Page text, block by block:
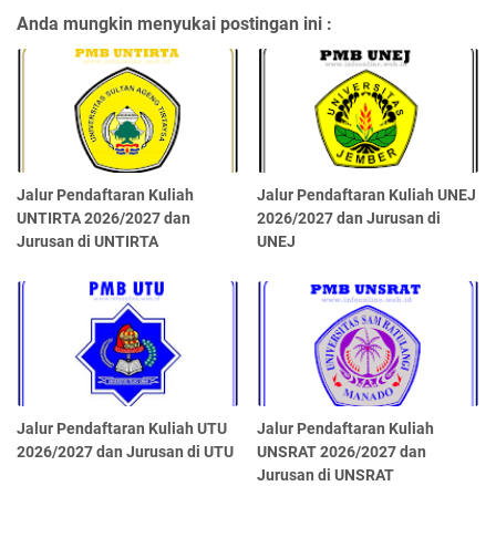
Anda mungkin menyukai postingan ini :
Jalur Pendaftaran Kuliah
UNTIRTA 2026/2027 dan
Jurusan di UNTIRTA
Jalur Pendaftaran Kuliah UNEJ
2026/2027 dan Jurusan di
UNEJ
Jalur Pendaftaran Kuliah UTU
2026/2027 dan Jurusan di UTU
Jalur Pendaftaran Kuliah
UNSRAT 2026/2027 dan
Jurusan di UNSRAT